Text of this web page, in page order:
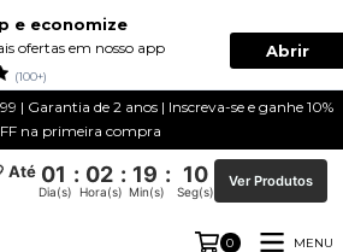
e economize
ofertas em nosso app
(100+)
Abrir
| Garantia de 2 anos | Inscreva-se e ganhe 10%
na primeira compra
Até 01 : 02 : 19 : 10
Dia(s) Hora(s) Min(s) Seg(s)
Ver Produtos
0 MENU